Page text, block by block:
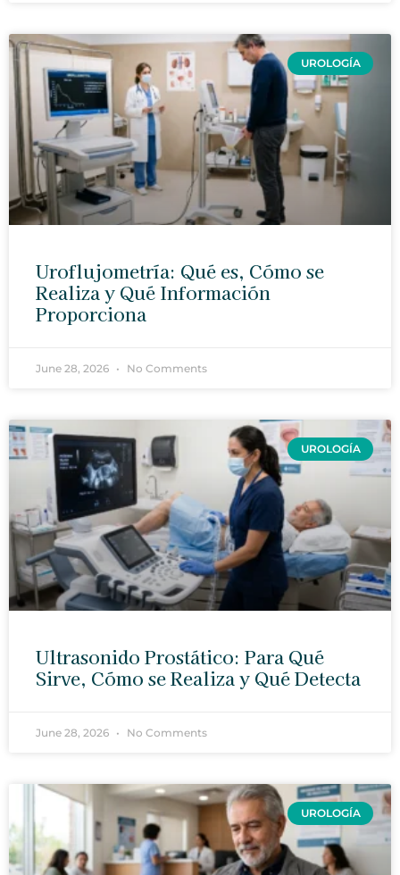
UROLOGÍA
Uroflujometría: Qué es, Cómo se
Realiza y Qué Información
Proporciona
June 28, 2026 No Comments
UROLOGÍA
Ultrasonido Prostático: Para Qué
Sirve, Cómo se Realiza y Qué Detecta
June 28, 2026 No Comments
UROLOGÍA